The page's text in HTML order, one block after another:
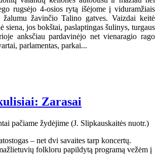
rugsėjo 4-osios rytą išėjome į viduramžiais
žavinčio Talino gatves. Vaizdai keitė
siena, jos bokštai, paslaptingas šulinys, turgaus
anksčiau pardavinėjo net vienaragio rago
parlamentas, parkai...
Zarasai
– net dvi savaites tarp koncertų.
folkloru papildytą programą vežėm į